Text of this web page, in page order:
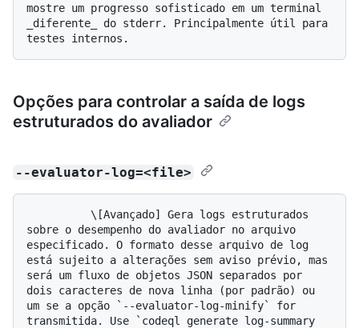
mostre um progresso sofisticado em um terminal
_diferente_ do stderr. Principalmente útil para
Opções para controlar a saída de logs
estruturados do avaliador
--evaluator-log=<file>
sobre o desempenho do avaliador no arquivo
especificado. O formato desse arquivo de log
está sujeito a alterações sem aviso prévio, mas
será um fluxo de objetos JSON separados por
dois caracteres de nova linha (por padrão) ou
um se a opção `--evaluator-log-minify` for
transmitida. Use `codeql generate log-summary